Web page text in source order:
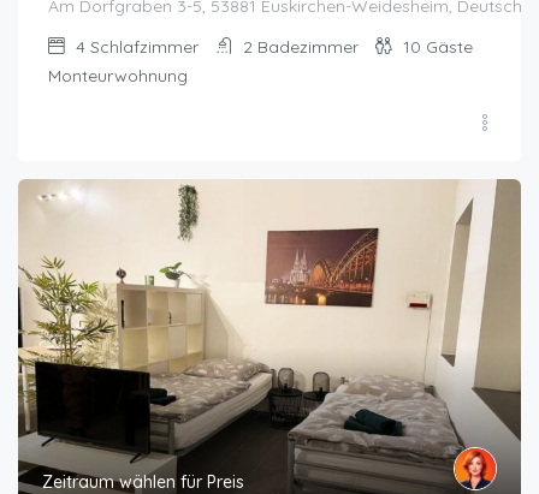
Am Dorfgraben 3-5, 53881 Euskirchen-Weidesheim,
4 Schlafzimmer 2 Badezimmer 10 Gäste
Monteurwohnung
Zeitraum wählen für Preis